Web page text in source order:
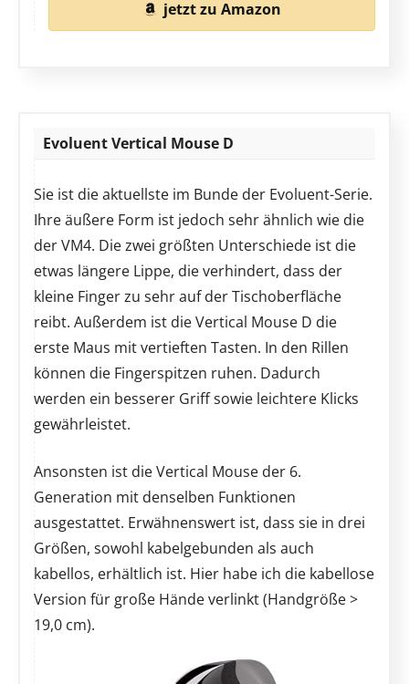
jetzt zu Amazon
Evoluent Vertical Mouse D
Sie ist die aktuellste im Bunde der Evoluent-Serie.
Ihre äußere Form ist jedoch sehr ähnlich wie die
der VM4. Die zwei größten Unterschiede ist die
etwas längere Lippe, die verhindert, dass der
kleine Finger zu sehr auf der Tischoberfläche
reibt. Außerdem ist die Vertical Mouse D die
erste Maus mit vertieften Tasten. In den Rillen
können die Fingerspitzen ruhen. Dadurch
werden ein besserer Griff sowie leichtere Klicks
gewährleistet.
Ansonsten ist die Vertical Mouse der 6.
Generation mit denselben Funktionen
ausgestattet. Erwähnenswert ist, dass sie in drei
Größen, sowohl kabelgebunden als auch
kabellos, erhältlich ist. Hier habe ich die kabellose
Version für große Hände verlinkt (Handgröße >
19,0 cm).